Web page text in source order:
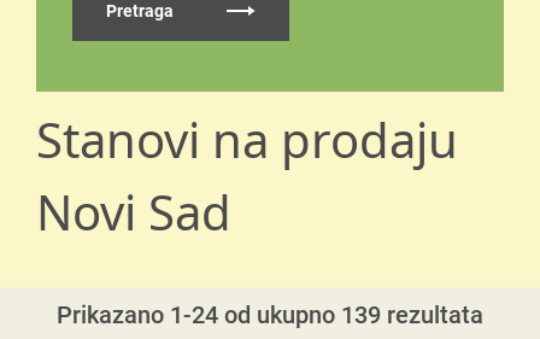
Pretraga
Stanovi na prodaju
Novi Sad
Prikazano 1-24 od ukupno 139 rezultata